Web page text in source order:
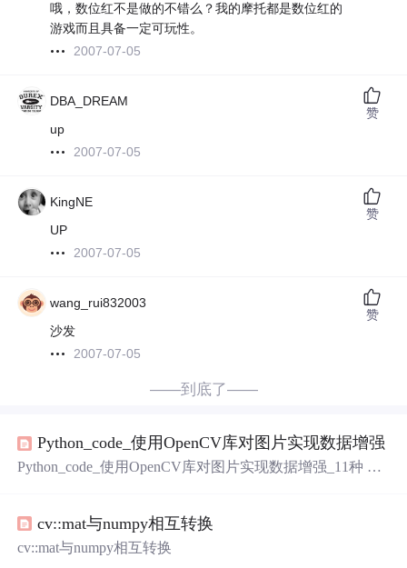
哦，数位红不是做的不错么？我的摩托都是数位红的
游戏而且具备一定可玩性。
2007-07-05
DBA_DREAM
up
2007-07-05
赞
KingNE
UP
2007-07-05
赞
wang_rui832003
沙发
2007-07-05
赞
——到底了——
Python_code_使用OpenCV库对图片实现数据增强
Python_code_使用OpenCV库对图片实现数据增强_11种 代
plotlib.pyplot as plt#以下两行实现了在plt画图时，可以输出
中文字符plt.rcParam...
cv::mat与numpy相互转换
cv::mat与numpy相互转换